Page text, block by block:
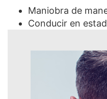
Maniobra de
Conducir en